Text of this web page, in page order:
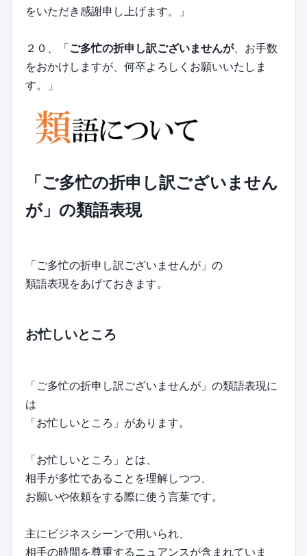
をいただき感謝申し上げます。」
２０、「ご多忙の折申し訳ございませんが、お手数
をおかけしますが、何卒よろしくお願いいたしま
す。」
「ご多忙の折申し訳ございません
が」の類語表現
「ご多忙の折申し訳ございませんが」の
類語表現をあげておきます。
お忙しいところ
「ご多忙の折申し訳ございませんが」の類語表現に
は
「お忙しいところ」があります。
「お忙しいところ」とは、
相手が多忙であることを理解しつつ、
お願いや依頼をする際に使う言葉です。
主にビジネスシーンで用いられ、
相手の時間を尊重するニュアンスが含まれていま